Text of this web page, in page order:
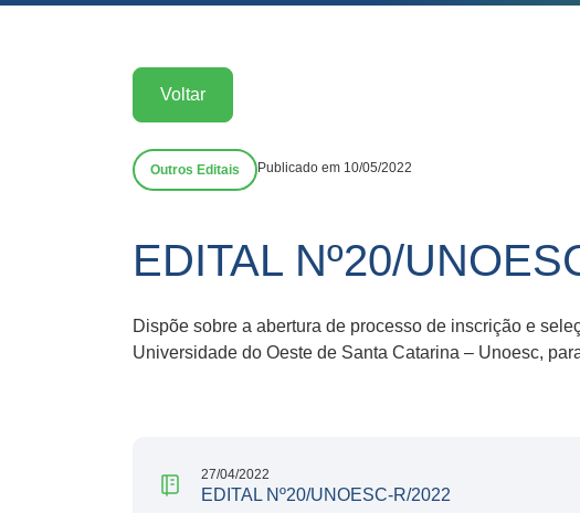
Voltar
Outros Editais Publicado em 10/05/2022
EDITAL Nº20/
Dispõe sobre a abertura de processo de inscrição e
Universidade do Oeste de Santa Catarina – Unoesc,
27/04/2022
EDITAL Nº20/UNOESC-R/2022